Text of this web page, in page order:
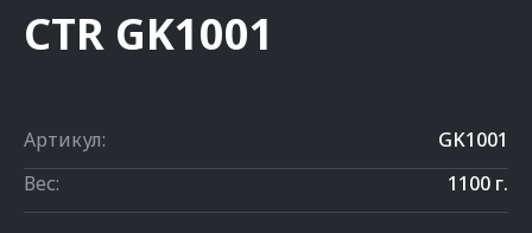
CTR GK1001
Артикул:
GK1001
Вес:
1100 г.